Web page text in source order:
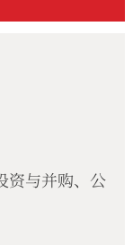
资与并购、公